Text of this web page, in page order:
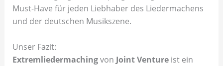
Must-Have für jeden Liebhaber des Liedermachens
und der deutschen Musikszene.
Unser Fazit:
Extremliedermachingvon Joint Ventureist ein